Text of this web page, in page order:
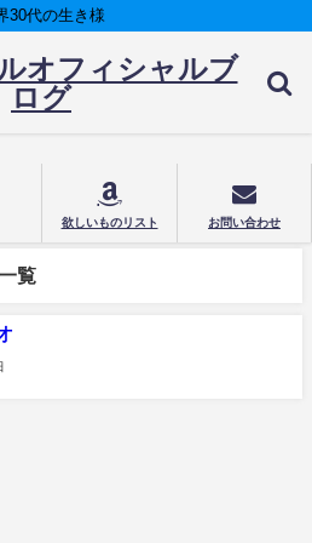
30代の生き様
オフィシャルブ
ログ
欲しいものリスト お問い合わせ
覧